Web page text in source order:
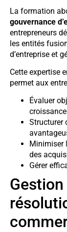
La formation
gouvernance
entrepreneurs
les entités
d’entreprise et
Cette expertise
permet aux
Évaluer
Structurer
Minimiser
des
Gérer